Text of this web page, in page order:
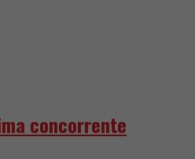
concorrente